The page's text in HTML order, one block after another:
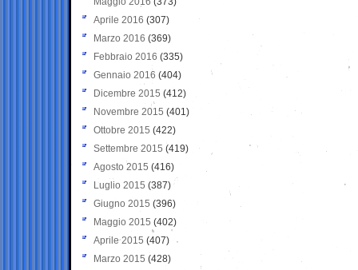
Aprile 2016 (307)
Marzo 2016 (369)
Febbraio 2016 (335)
Gennaio 2016 (404)
Dicembre 2015 (412)
Novembre 2015 (401)
Ottobre 2015 (422)
Settembre 2015 (419)
Agosto 2015 (416)
Luglio 2015 (387)
Giugno 2015 (396)
Maggio 2015 (402)
Aprile 2015 (407)
Marzo 2015 (428)